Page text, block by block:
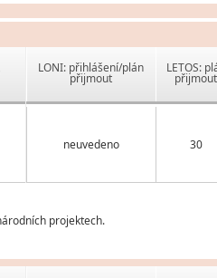
LONI: přihlášení/plán
přijmout
LETOS:
přijmout
neuvedeno 30
projektech.